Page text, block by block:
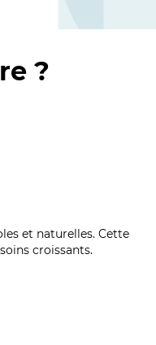
?
et naturelles. Cette
croissants.